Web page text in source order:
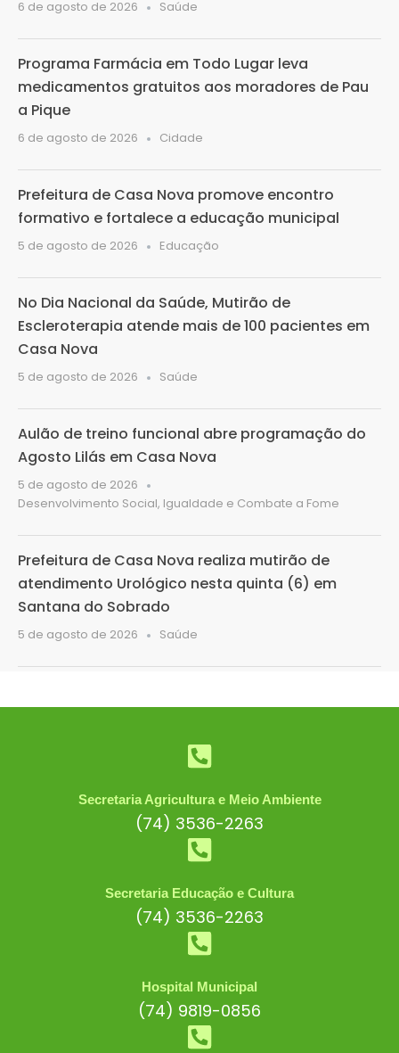
6 de agosto de 2026 Saúde
Programa Farmácia em Todo Lugar leva
medicamentos gratuitos aos moradores de Pau
a Pique
6 de agosto de 2026 Cidade
Prefeitura de Casa Nova promove encontro
formativo e fortalece a educação municipal
5 de agosto de 2026 Educação
No Dia Nacional da Saúde, Mutirão de
Escleroterapia atende mais de 100 pacientes em
Casa Nova
5 de agosto de 2026 Saúde
Aulão de treino funcional abre programação do
Agosto Lilás em Casa Nova
5 de agosto de 2026
Desenvolvimento Social, Igualdade e Combate a Fome
Prefeitura de Casa Nova realiza mutirão de
atendimento Urológico nesta quinta (6) em
Santana do Sobrado
5 de agosto de 2026 Saúde
Secretaria Agricultura e Meio Ambiente
(74) 3536-2263
Secretaria Educação e Cultura
(74) 3536-2263
Hospital Municipal
(74) 9819-0856